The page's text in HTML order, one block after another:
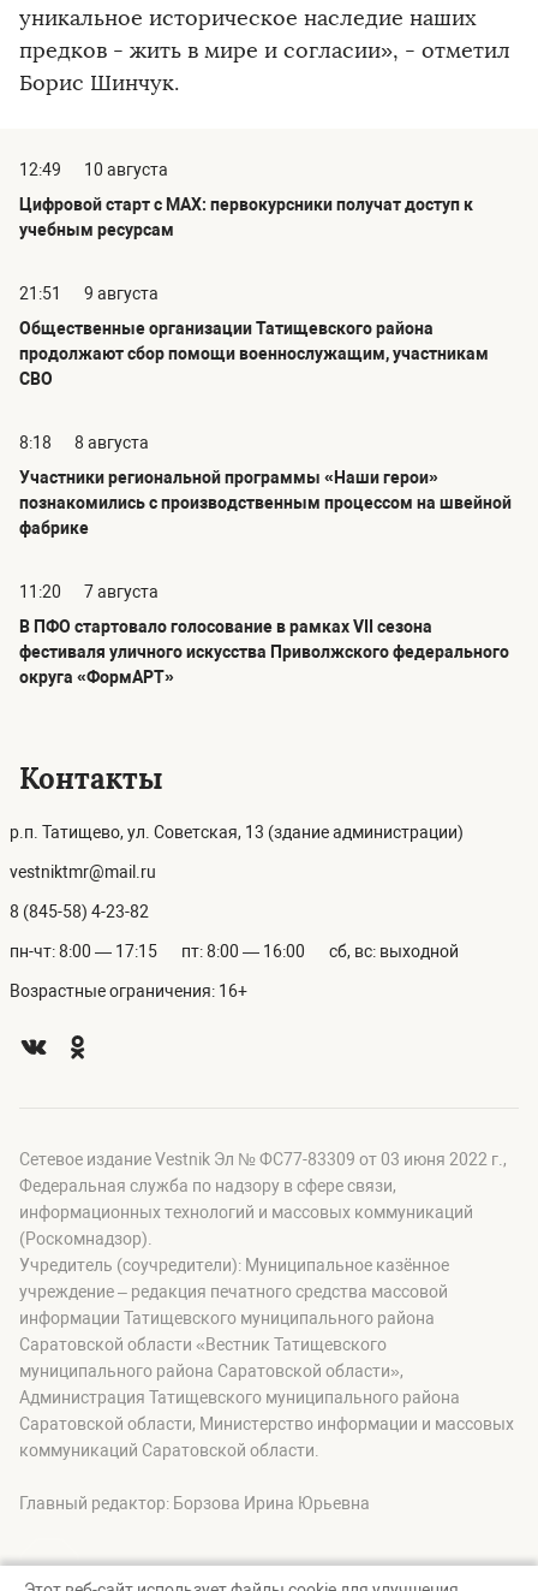
уникальное историческое наследие наших
предков - жить в мире и согласии», - отметил
Борис Шинчук.
12:49
10 августа
Цифровой старт с MAX: первокурсники получат доступ к
учебным ресурсам
21:51
9 августа
Общественные организации Татищевского района
продолжают сбор помощи военнослужащим, участникам
СВО
8:18
8 августа
Участники региональной программы «Наши герои»
познакомились с производственным процессом на швейной
фабрике
11:20
7 августа
В ПФО стартовало голосование в рамках VII сезона
фестиваля уличного искусства Приволжского федерального
округа «ФормАРТ»
Контакты
р.п. Татищево, ул. Советская, 13 (здание администрации)
vestniktmr@mail.ru
8 (845-58) 4-23-82
пн-чт: 8:00 — 17:15 пт: 8:00 — 16:00 сб, вс: выходной
Возрастные ограничения: 16+
Сетевое издание Vestnik Эл № ФС77-83309 от 03 июня 2022 г.,
Федеральная служба по надзору в сфере связи,
информационных технологий и массовых коммуникаций
(Роскомнадзор).
Учредитель (соучредители): Муниципальное казённое
учреждение – редакция печатного средства массовой
информации Татищевского муниципального района
Саратовской области «Вестник Татищевского
муниципального района Саратовской области»,
Администрация Татищевского муниципального района
Саратовской области, Министерство информации и массовых
коммуникаций Саратовской области.
Главный редактор: Борзова Ирина Юрьевна